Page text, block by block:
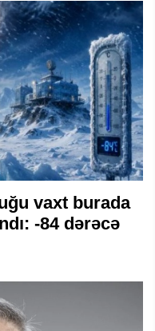
vaxt burada
-84 dərəcə